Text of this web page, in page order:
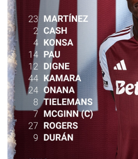
Vụ án
Tin nóng
Tư vấn luật
Vũ
Việt